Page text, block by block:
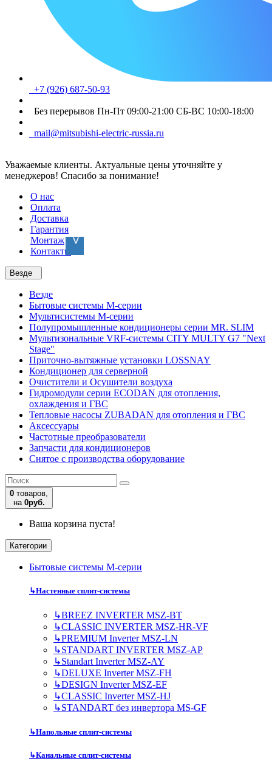
+7 (926) 687-50-93
Без перерывов Пн-Пт 09:00-21:00 СБ-ВС 10:00-18:00
mail@mitsubishi-electric-russia.ru
Уважаемые клиенты. Актуальные цены уточняйте у
менеджеров! Спасибо за понимание!
О нас
Оплата
Доставка
Гарантия
Монтаж
Контакты
Везде
Везде
Бытовые системы M-серии
Мультисистемы M-серии
Полупромышленные кондиционеры серии MR. SLIM
Мультизональные VRF-системы CITY MULTY G7 "Next
Stage"
Приточно-вытяжные установки LOSSNAY
Кондиционер для серверной
Очистители и Осушители воздуха
Гидромодули серии ECODAN для отопления,
охлаждения и ГВС
Тепловые насосы ZUBADAN для отопления и ГВС
Аксесcуары
Частотные преобразователи
Запчасти для кондиционеров
Снятое с производства оборудование
0 товаров,
на 0руб.
Ваша корзина пуста!
Категории
Бытовые системы M-серии
↳Настенные сплит-системы
↳BREEZ INVERTER MSZ-BT
↳CLASSIC INVERTER MSZ-HR-VF
↳PREMIUM Inverter MSZ-LN
↳STANDART INVERTER MSZ-AP
↳Standart Inverter MSZ-AY
↳DELUXE Inverter MSZ-FH
↳DESIGN Inverter MSZ-EF
↳CLASSIC Inverter MSZ-HJ
↳STANDART без инвертора MS-GF
↳Напольные сплит-системы
↳Канальные сплит-системы